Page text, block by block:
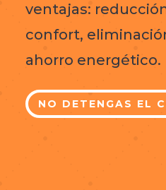
ventajas:
confort,
ahorro energético.
NO DETENGAS EL